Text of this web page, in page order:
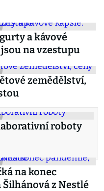
a kávové
na vzestupu
zemědělství,
roboty
na konec
z Nestlé